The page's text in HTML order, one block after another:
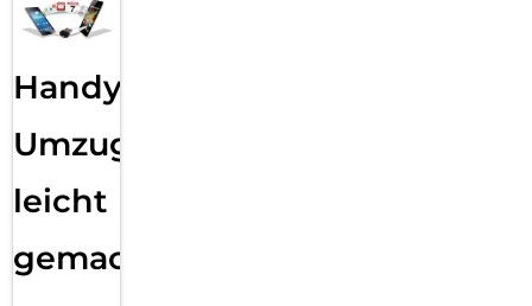
Handy
Umzug
leicht
gemacht!